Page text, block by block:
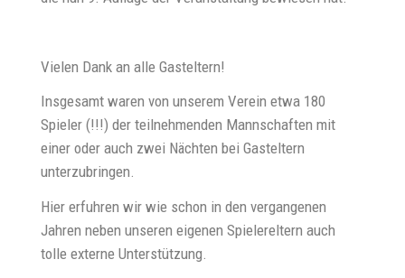
Vielen Dank an alle Gasteltern!
Insgesamt waren von unserem Verein etwa 180
Spieler (!!!) der teilnehmenden Mannschaften mit
einer oder auch zwei Nächten bei Gasteltern
unterzubringen.
Hier erfuhren wir wie schon in den vergangenen
Jahren neben unseren eigenen Spielereltern auch
tolle externe Unterstützung.